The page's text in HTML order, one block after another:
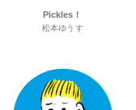
Pickles！
松本ゆうす